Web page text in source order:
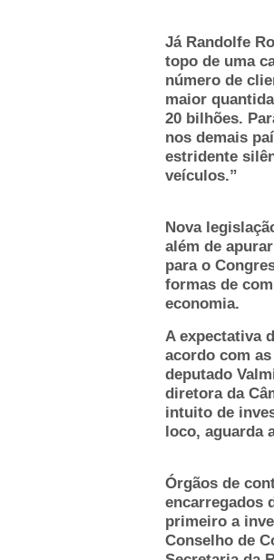
Já Randolfe
topo de uma
número de
maior
20 bilhões.
nos demais
estridente
veículos.”
Nova
além de
para o
formas de
economia.
A expectativa
acordo com
deputado
diretora da
intuito de
loco, aguarda
Órgãos de
encarregados
primeiro a
Conselho de